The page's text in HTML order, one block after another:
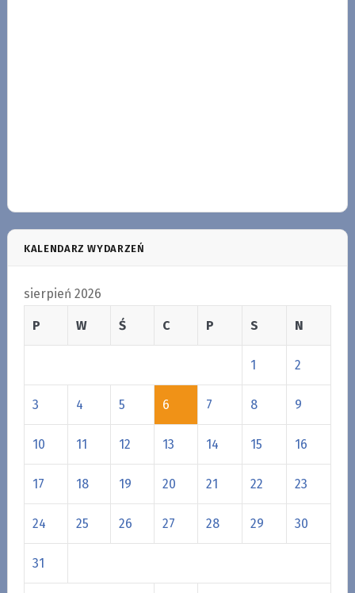
KALENDARZ WYDARZEŃ
sierpień 2026
P W Ś C P S N
1 2
3 4 5 6 7 8 9
10 11 12 13 14 15 16
17 18 19 20 21 22 23
24 25 26 27 28 29 30
31